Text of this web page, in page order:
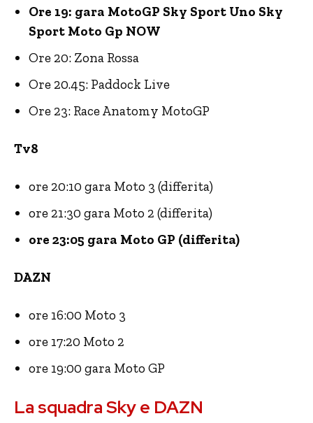
Ore 19: gara MotoGP Sky Sport Uno Sky
Sport Moto Gp NOW
Ore 20: Zona Rossa
Ore 20.45: Paddock Live
Ore 23: Race Anatomy MotoGP
Tv8
ore 20:10 gara Moto 3 (differita)
ore 21:30 gara Moto 2 (differita)
ore 23:05 gara Moto GP (differita)
DAZN
ore 16:00 Moto 3
ore 17:20 Moto 2
ore 19:00 gara Moto GP
La squadra Sky e DAZN